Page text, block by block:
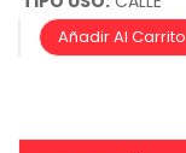
Añadir Al Carrito